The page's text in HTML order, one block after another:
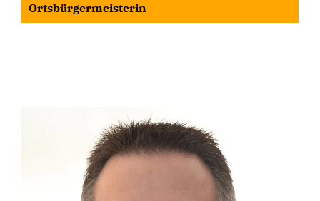
Ortsbürgermeisterin